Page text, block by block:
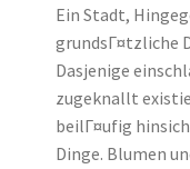
Ein Stadt,
grundsГ¤tzliche
Dasjenige
zugeknallt
beilГ¤ufig
Dinge. Blumen